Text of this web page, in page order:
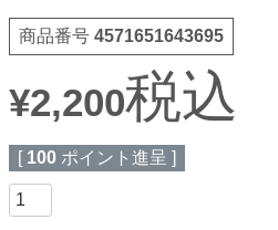
商品番号 4571651643695
¥2,200税込
[ 100 ポイント進呈 ]